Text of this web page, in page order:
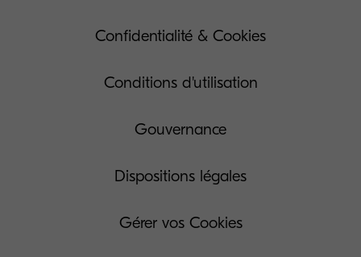
Confidentialité & Cookies
Conditions d'utilisation
Gouvernance
Dispositions légales
Gérer vos Cookies